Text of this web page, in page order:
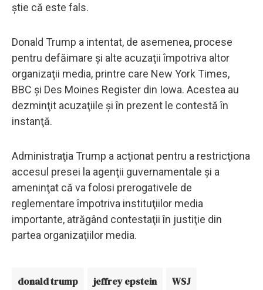
ştie că este fals.
Donald Trump a intentat, de asemenea, procese
pentru defăimare şi alte acuzaţii împotriva altor
organizaţii media, printre care New York Times,
BBC şi Des Moines Register din Iowa. Acestea au
dezminţit acuzaţiile şi în prezent le contestă în
instanţă.
Administraţia Trump a acţionat pentru a restricţiona
accesul presei la agenţii guvernamentale şi a
ameninţat că va folosi prerogativele de
reglementare împotriva instituţiilor media
importante, atrăgând contestaţii în justiţie din
partea organizaţiilor media.
donald trump jeffrey epstein WSJ